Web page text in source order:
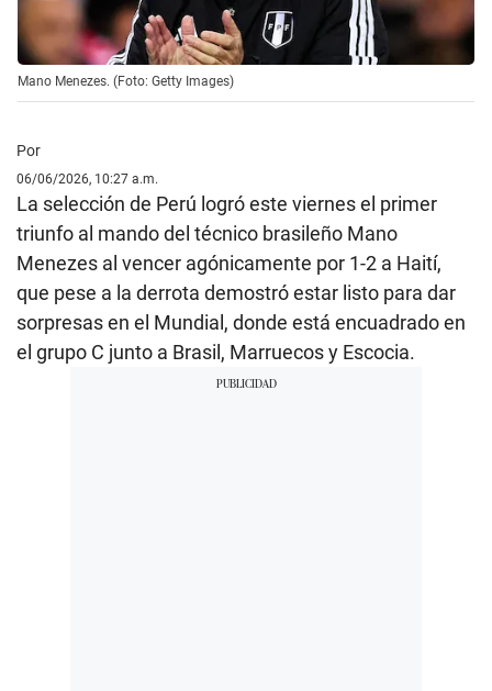
Mano Menezes. (Foto: Getty Images)
Por
06/06/2026, 10:27 a.m.
La selección de Perú logró este viernes el primer
triunfo al mando del técnico brasileño Mano
Menezes al vencer agónicamente por 1-2 a Haití,
que pese a la derrota demostró estar listo para dar
sorpresas en el Mundial, donde está encuadrado en
el grupo C junto a Brasil, Marruecos y Escocia.